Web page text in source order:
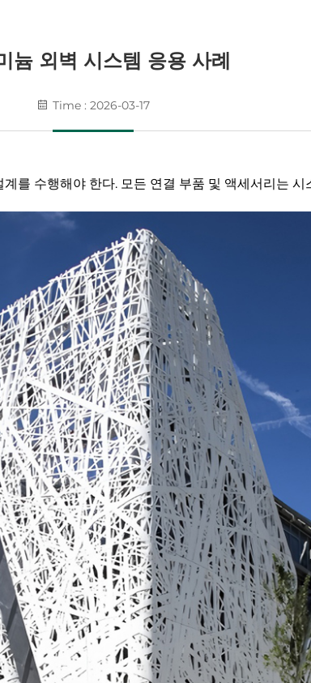
늄 외벽 시스템 응용 사례
Time : 2026-03-17
를 수행해야 한다. 모든 연결 부품 및 액세서리는